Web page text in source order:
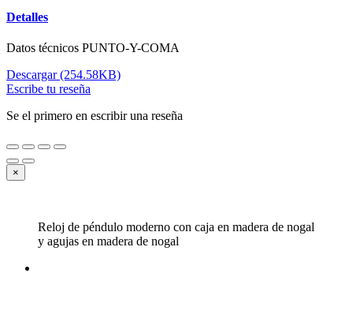
Detalles
Datos técnicos PUNTO-Y-COMA
Descargar (254.58KB)
Escribe tu reseña
Se el primero en escribir una reseña
×
Reloj de péndulo moderno con caja en madera de nogal
y agujas en madera de nogal